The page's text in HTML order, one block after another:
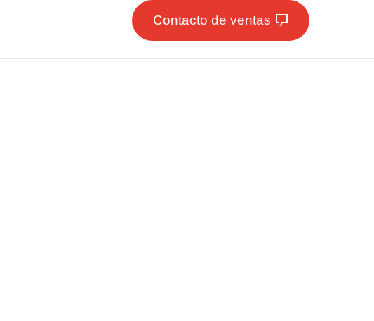
Contacto de ventas